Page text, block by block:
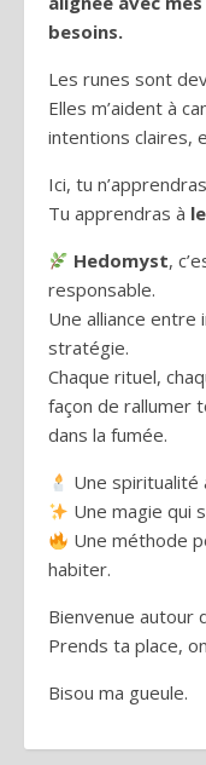
besoins.
Les runes sont
Elles m’aident à
intentions claires,
Ici, tu
Tu apprendras à
Hedomyst,
responsable.
Une alliance
stratégie.
Chaque rituel,
façon de rallumer
dans la fumée.
Une spiritualité
Une magie qui
Une méthode
habiter.
Bienvenue autour
Prends ta place,
Bisou ma gueule.